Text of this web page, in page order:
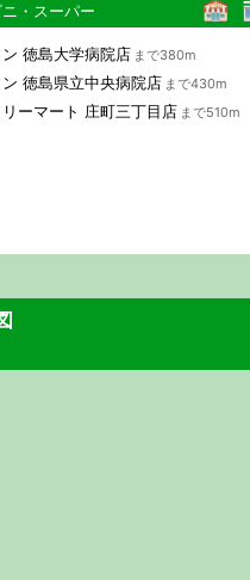
・スーパー
ン 徳島大学病院店 まで380m
ン 徳島県立中央病院店 まで430m
ーマート 庄町三丁目店 まで510m